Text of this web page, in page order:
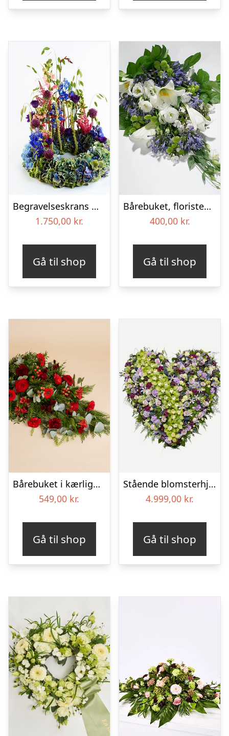
Begravelseskrans med hortensia og farverige detaljer – Blomster til begravelse
1.750,00 kr.
Gå til shop
Bårebuket, floristens valg – Blomster til begravelse
400,00 kr.
Gå til shop
Bårebuket i kærlighedens farver
549,00 kr.
Gå til shop
Stående blomsterhjerte – Et eksklusivt farvel
4.999,00 kr.
Gå til shop